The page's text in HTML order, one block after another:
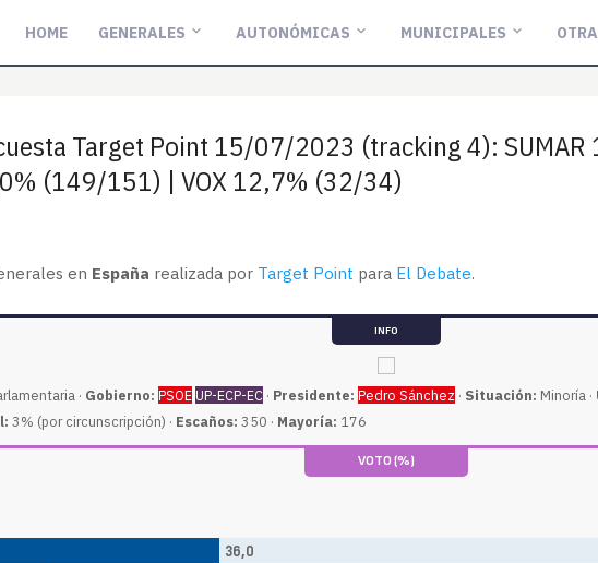
HOME GENERALES AUTONÓMICAS MUNICIPALES
Target Point 15/07/2023 (tracking 4):
(149/151) | VOX 12,7% (32/34)
en España realizada por Target Point para El Debate.
INFO
· Gobierno: PSOEUP-ECP-EC · Presidente: Pedro Sánchez · Situación: Minoría ·
3% (por circunscripción) · Escaños: 350 · Mayoría: 176
VOTO (%)
36,0